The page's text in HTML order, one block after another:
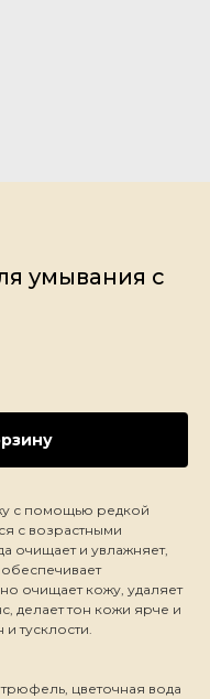
умывания с
с помощью редкой
с возрастными
очищает и увлажняет,
очищает кожу, удаляет
делает тон кожи ярче и
и тусклости.
цветочная вода